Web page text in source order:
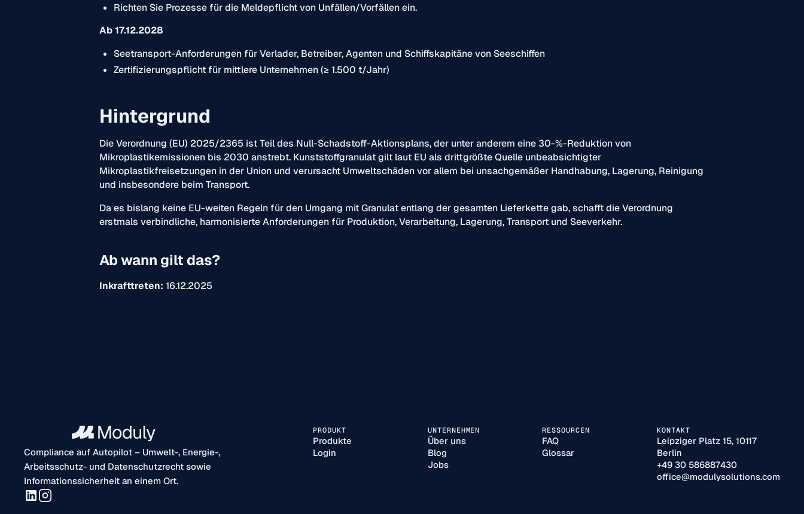
Richten Sie Prozesse für die Meldepflicht von Unfällen/Vorfällen ein.
Ab 17.12.2028
Seetransport-Anforderungen für Verlader, Betreiber, Agenten und Schiffskapitäne von Seeschiffen
Zertifizierungspflicht für mittlere Unternehmen (≥ 1.500 t/Jahr)
Hintergrund
Die Verordnung (EU) 2025/2365 ist Teil des Null-Schadstoff-Aktionsplans, der unter anderem eine 30-%-Reduktion von
Mikroplastikemissionen bis 2030 anstrebt. Kunststoffgranulat gilt laut EU als drittgrößte Quelle unbeabsichtigter
Mikroplastikfreisetzungen in der Union und verursacht Umweltschäden vor allem bei unsachgemäßer Handhabung, Lagerung, Reinigung
und insbesondere beim Transport.
Da es bislang keine EU-weiten Regeln für den Umgang mit Granulat entlang der gesamten Lieferkette gab, schafft die Verordnung
erstmals verbindliche, harmonisierte Anforderungen für Produktion, Verarbeitung, Lagerung, Transport und Seeverkehr.
Ab wann gilt das?
Inkrafttreten: 16.12.2025
Compliance auf Autopilot – Umwelt-, Energie-,
Arbeitsschutz- und Datenschutzrecht sowie
Informationssicherheit an einem Ort.
PRODUKT
Produkte
Login
UNTERNEHMEN
Über uns
Blog
Jobs
RESSOURCEN
FAQ
Glossar
KONTAKT
Leipziger Platz 15, 10117
Berlin
+49 30 586887430
office@modulysolutions.com